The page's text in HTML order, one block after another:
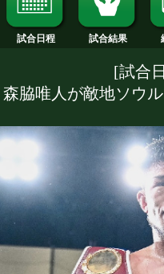
試合日程 試合結果
[
森脇唯人が敵地